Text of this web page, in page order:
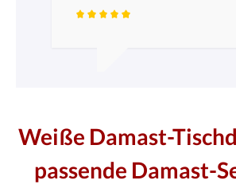
Weiße Damast-
passende Damast-